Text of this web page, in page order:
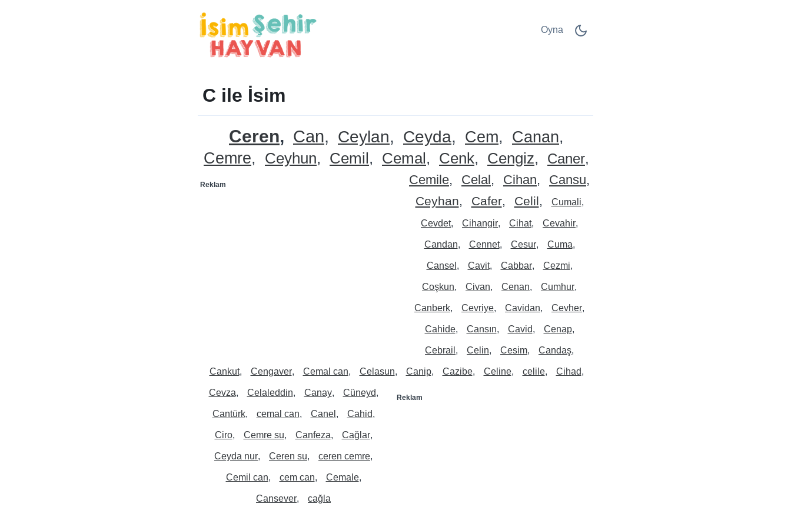
Oyna
C ile İsim
Ceren Can Ceylan Ceyda Cem
Canan
Cemre
Ceyhun Cemil Cemal Cenk Cengiz Caner
Cemile Celal
Reklam Cihan Cansu
Ceyhan Cafer Celil Cumali
Cevdet Cihangir Cihat Cevahir
Candan Cennet Cesur Cuma
Cansel Cavit Cabbar Cezmi
Coşkun Civan Cenan Cumhur
Canberk Cevriye Cavidan Cevher
Cahide Cansın Cavid Cenap
Cebrail Celin Cesim Candaş
Cankut Cengaver Cemal can Celasun Canip Cazibe Celine celile Cihad
Cevza Celaleddin Reklam
Canay Cüneyd
Cantürk cemal can Canel Cahid
Ciro Cemre su Canfeza Cağlar
Ceyda nur Ceren su ceren cemre
Cemil can cem can Cemale
Cansever cağla